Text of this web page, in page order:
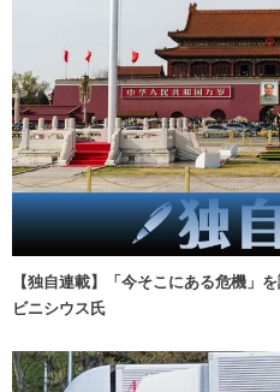
【独自連載】「今そこにある危機」
ビニシウス氏